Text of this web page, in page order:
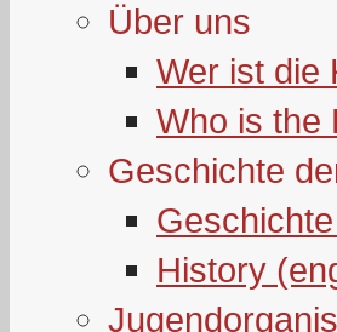
Über uns
Wer ist die
Who is the
Geschichte
History